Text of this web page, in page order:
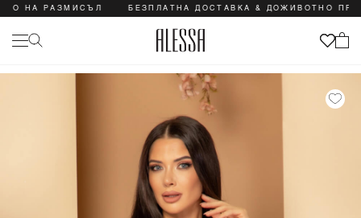
РАЗМИСЪЛ БЕЗПЛАТНА ДОСТАВКА & ДОЖИВОТНО ПРАВО